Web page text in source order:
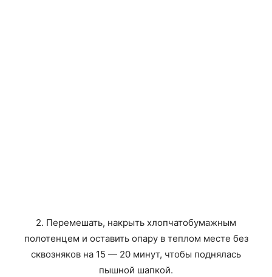
2. Перемешать, накрыть хлопчатобумажным
полотенцем и оставить опару в теплом месте без
сквозняков на 15 — 20 минут, чтобы поднялась
пышной шапкой.